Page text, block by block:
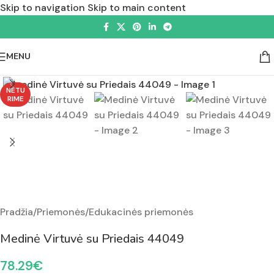
Skip to navigation Skip to main content
MENU
NETU
RIME
Pradžia/Priemonės/Edukacinės priemonės
Medinė Virtuvė su Priedais 44049
78.29€